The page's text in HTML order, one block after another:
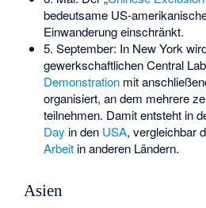
bedeutsame US-
Einwanderung einschränkt.
5. September: In New York
gewerkschaftlichenCentral
Demonstrationmit
organisiert, an dem mehrere
teilnehmen. Damit entsteht in
Day in den USA, vergleichbar
Arbeitin anderen Ländern.
Asien